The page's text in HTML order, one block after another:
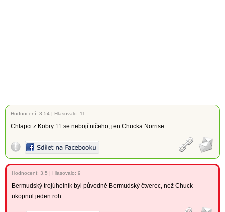
Hodnocení: 3.54 | Hlasovalo: 11
Chlapci z Kobry 11 se nebojí ničeho, jen Chucka Norrise.
Hodnocení: 3.5 | Hlasovalo: 9
Bermudský trojúhelník byl původně Bermudský čtverec, než Chuck
ukopnul jeden roh.